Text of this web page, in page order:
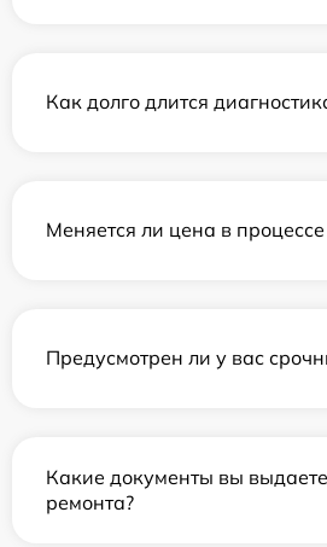
Как долго длится
Меняется ли цена в
Предусмотрен ли у вас
Какие документы вы
ремонта?